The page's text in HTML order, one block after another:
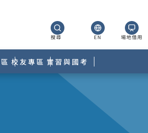
搜尋 EN 場地借用
校友專區 實習與國考